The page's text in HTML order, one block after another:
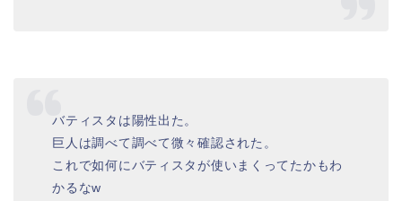
バティスタは陽性出た。
巨人は調べて調べて微々確認された。
これで如何にバティスタが使いまくってたかもわ
かるなw